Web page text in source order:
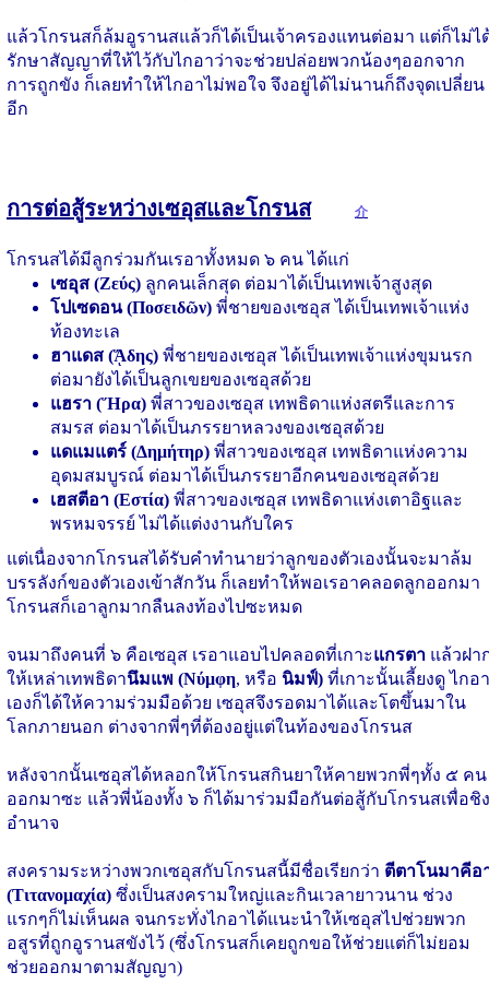
แล้วโกรนสก็ล้มอูรานสแล้วก็ได้เป็นเจ้าครองแทนต่อมา แต่ก็ไม่ไ
รักษาสัญญาที่ให้ไว้กับไกอาว่าจะช่วยปล่อยพวกน้องๆออกจาก
การถูกขัง ก็เลยทำให้ไกอาไม่พอใจ จึงอยู่ได้ไม่นานก็ถึงจุดเปลี่ยน
อีก
การต่อสู้ระหว่างเซอุสและโกรนส 介
โกรนสได้มีลูกร่วมกันเรอาทั้งหมด ๖ คน ได้แก่
เซอุส (Ζεύς) ลูกคนเล็กสุด ต่อมาได้เป็นเทพเจ้าสูงสุด
โปเซดอน (Ποσειδῶν) พี่ชายของเซอุส ได้เป็นเทพเจ้าแห่ง
ท้องทะเล
ฮาแดส (ᾍδης) พี่ชายของเซอุส ได้เป็นเทพเจ้าแห่งขุมนรก
ต่อมายังได้เป็นลูกเขยของเซอุสด้วย
แฮรา (Ἥρα) พี่สาวของเซอุส เทพธิดาแห่งสตรีและการ
สมรส ต่อมาได้เป็นภรรยาหลวงของเซอุสด้วย
แดแมแตร์ (Δημήτηρ) พี่สาวของเซอุส เทพธิดาแห่งความ
อุดมสมบูรณ์ ต่อมาได้เป็นภรรยาอีกคนของเซอุสด้วย
เฮสตีอา (Εστία) พี่สาวของเซอุส เทพธิดาแห่งเตาอิฐและ
พรหมจรรย์ ไม่ได้แต่งงานกับใคร
แต่เนื่องจากโกรนสได้รับคำทำนายว่าลูกของตัวเองนั้นจะมาล้ม
บรรลังก์ของตัวเองเข้าสักวัน ก็เลยทำให้พอเรอาคลอดลูกออกมา
โกรนสก็เอาลูกมากลืนลงท้องไปซะหมด
จนมาถึงคนที่ ๖ คือเซอุส เรอาแอบไปคลอดที่เกาะแกรตา แล้วฝา
ให้เหล่าเทพธิดานึมแพ (Νύμφη, หรือ นิมฟ์) ที่เกาะนั้นเลี้ยงดู ไกอา
เองก็ได้ให้ความร่วมมือด้วย เซอุสจึงรอดมาได้และโตขึ้นมาใน
โลกภายนอก ต่างจากพี่ๆที่ต้องอยู่แต่ในท้องของโกรนส
หลังจากนั้นเซอุสได้หลอกให้โกรนสกินยาให้คายพวกพี่ๆทั้ง ๕ คน
ออกมาซะ แล้วพี่น้องทั้ง ๖ ก็ได้มาร่วมมือกันต่อสู้กับโกรนสเพื่อชิง
อำนาจ
สงครามระหว่างพวกเซอุสกับโกรนสนี้มีชื่อเรียกว่า ตีตาโนมาคีอ
(Τιτανομαχία) ซึ่งเป็นสงครามใหญ่และกินเวลายาวนาน ช่วง
แรกๆก็ไม่เห็นผล จนกระทั่งไกอาได้แนะนำให้เซอุสไปช่วยพวก
อสูรที่ถูกอูรานสขังไว้ (ซึ่งโกรนสก็เคยถูกขอให้ช่วยแต่ก็ไม่ยอม
ช่วยออกมาตามสัญญา)